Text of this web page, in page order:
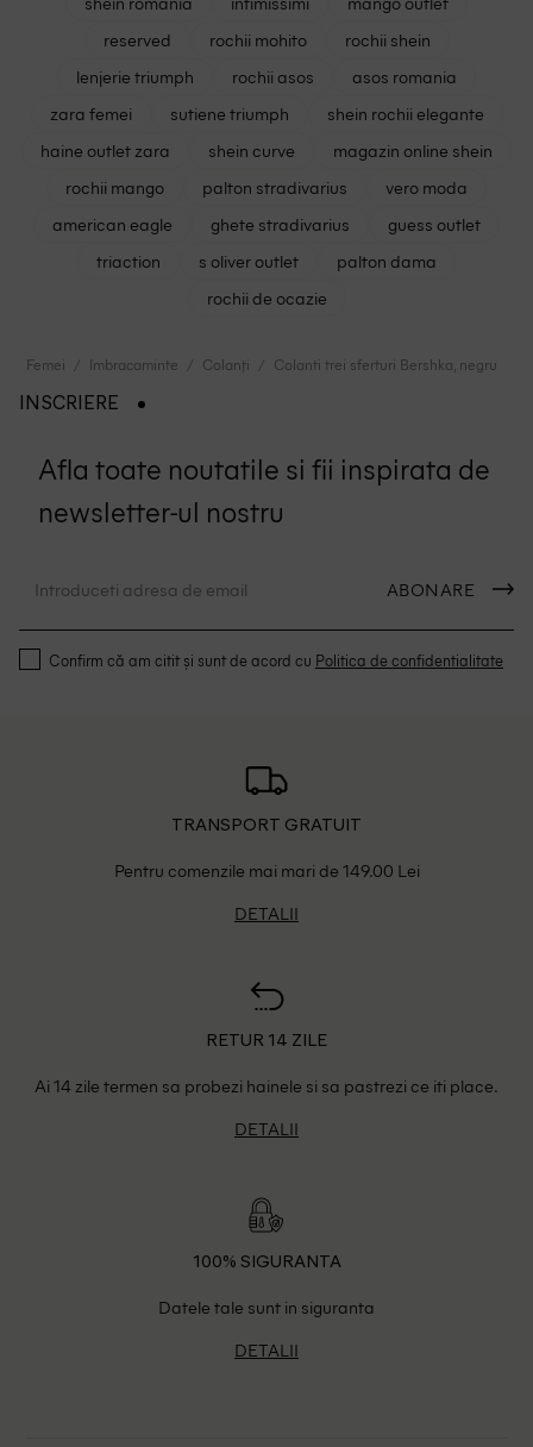
reserved
rochii mohito
rochii shein
lenjerie triumph
rochii asos
asos romania
zara femei
sutiene triumph
shein rochii elegante
haine outlet zara
shein curve
magazin online shein
rochii mango
palton stradivarius
vero moda
american eagle
ghete stradivarius
guess outlet
triaction
s oliver outlet
palton dama
rochii de ocazie
Femei Imbracaminte Colanți Colanti trei sferturi Bershka, negru
INSCRIERE
Afla toate noutatile si fii inspirata de
newsletter-ul nostru
ABONARE
Confirm că am citit și sunt de acord cu Politica de confidentialitate
TRANSPORT GRATUIT
Pentru comenzile mai mari de 149.00 Lei
DETALII
RETUR 14 ZILE
Ai 14 zile termen sa probezi hainele si sa pastrezi ce iti place.
DETALII
100% SIGURANTA
Datele tale sunt in siguranta
DETALII